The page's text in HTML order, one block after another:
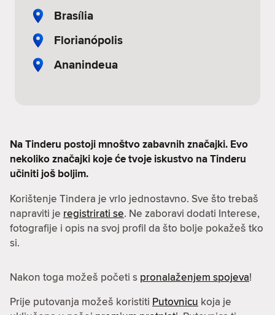
Brasília
Florianópolis
Ananindeua
Na Tinderu postoji mnoštvo zabavnih značajki. Evo
nekoliko značajki koje će tvoje iskustvo na Tinderu
učiniti još boljim.
Korištenje Tindera je vrlo jednostavno. Sve što trebaš
napraviti je registrirati se. Ne zaboravi dodati Interese,
fotografije i opis na svoj profil da što bolje pokažeš tko
si.
Nakon toga možeš početi s pronalaženjem spojeva!
Prije putovanja možeš koristiti Putovnicu koja je